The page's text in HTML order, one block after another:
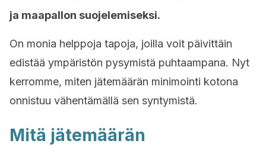
ja maapallon suojelemiseksi.
On monia helppoja tapoja, joilla voit päivittäin
edistää ympäristön pysymistä puhtaampana. Nyt
kerromme, miten jätemäärän minimointi kotona
onnistuu vähentämällä sen syntymistä.
Mitä jätemäärän